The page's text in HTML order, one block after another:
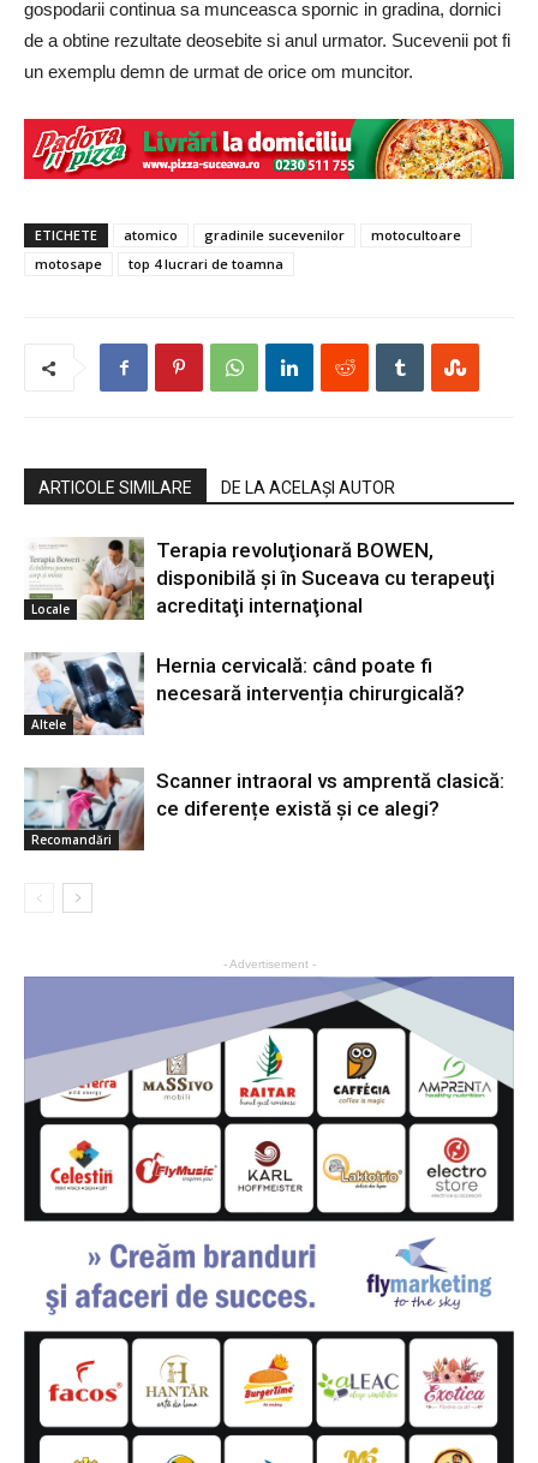
gospodarii continua sa munceasca spornic in gradina, dornici
de a obtine rezultate deosebite si anul urmator. Sucevenii pot fi
un exemplu demn de urmat de orice om muncitor.
ETICHETE atomico gradinile sucevenilor
motocultoare
motosape
top 4 lucrari de toamna
ARTICOLE SIMILARE DE LA ACELAȘI AUTOR
Locale
Terapia revoluţionară BOWEN,
disponibilă şi în Suceava cu terapeuţi
acreditaţi internaţional
Altele
Hernia cervicală: când poate fi
necesară intervenția chirurgicală?
Recomandări
Scanner intraoral vs amprentă clasică:
ce diferențe există și ce alegi?
- Advertisement -